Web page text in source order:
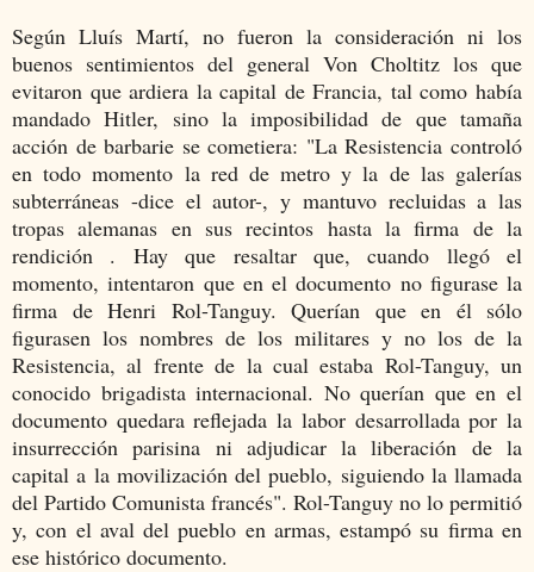
Según Lluís Martí, no fueron la consideración ni los
buenos sentimientos del general Von Choltitz los que
evitaron que ardiera la capital de Francia, tal como había
mandado Hitler, sino la imposibilidad de que tamaña
acción de barbarie se cometiera: "La Resistencia controló
en todo momento la red de metro y la de las galerías
subterráneas -dice el autor-, y mantuvo recluidasa las
tropas alemanas en sus recintos hasta la firma de la
rendición . Hay que resaltar que, cuando llegó el
momento, intentaron que en el documento no figurase la
firma de Henri Rol-Tanguy. Querían que en él sólo
figurasen los nombres de los militares y no los de la
Resistencia, al frente de la cual estaba Rol-Tanguy, un
conocido brigadista internacional. No querían que en el
documento quedara reflejada la labor desarrollada por la
insurrección parisina ni adjudicar la liberación de la
capital a la movilización del pueblo, siguiendo la llamada
del Partido Comunista francés". Rol-Tanguy no lo permitió
y, con el aval del pueblo en armas, estampó su firma en
ese histórico documento.